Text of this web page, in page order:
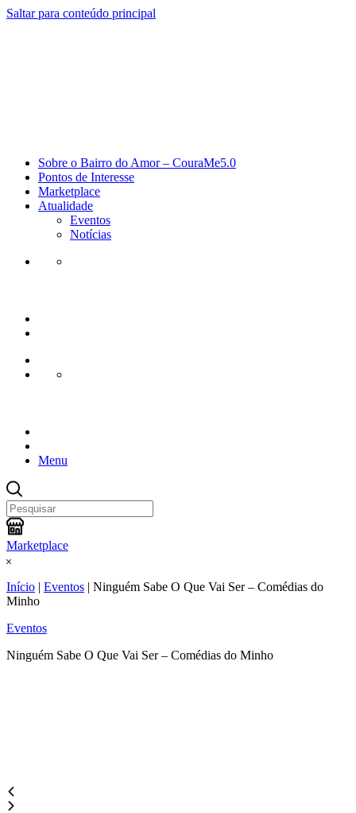
Saltar para conteúdo principal
Sobre o Bairro do Amor – CouraMe5.0
Pontos de Interesse
Marketplace
Atualidade
Eventos
Notícias
Menu
Marketplace
Início | Eventos | Ninguém Sabe O Que Vai Ser – Comédias do
Minho
Eventos
Ninguém Sabe O Que Vai Ser – Comédias do Minho